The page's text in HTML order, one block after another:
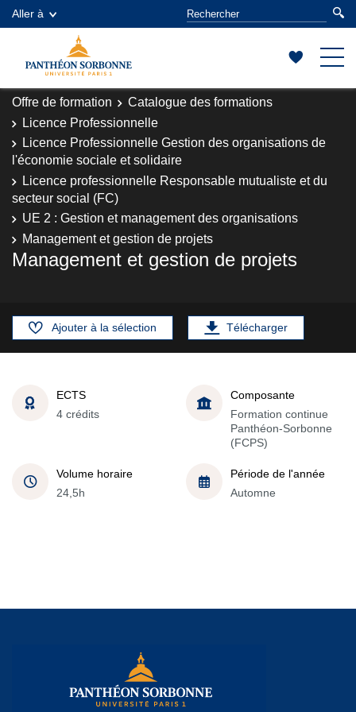
Aller à
Offre de formation
Catalogue des formations
Licence Professionnelle
Licence Professionnelle Gestion des organisations de
l'économie sociale et solidaire
Licence professionnelle Responsable mutualiste et du
secteur social (FC)
UE 2 : Gestion et management des organisations
Management et gestion de projets
Management et gestion de projets
Ajouter à la sélection Télécharger
ECTS
4 crédits
Composante
Formation continue
Panthéon-Sorbonne
(FCPS)
Volume horaire
24,5h
Période de l'année
Automne